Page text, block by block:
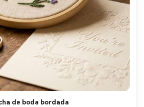
de boda bordada